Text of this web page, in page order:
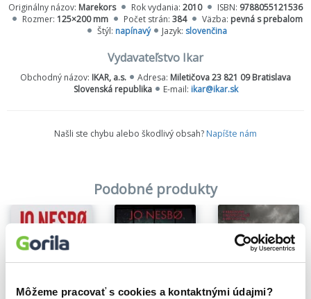
Môžeme pracovať s cookies a kontaktnými údajmi?
práve Tom Waaler. A teplota v Osle má v najbližších dňoch ďalej
stúpať...
Originálny názov: Marekors Rok vydania: 2010 ISBN: 9788055121536
Rozmer: 125×200 mm Počet strán: 384 Väzba: pevná s prebalom
Štýl: napínavý Jazyk: slovenčina
Vydavateľstvo Ikar
Obchodný názov: IKAR, a.s. Adresa: Miletičova 23 821 09 Bratislava
Slovenská republika
E-mail: ikar@ikar.sk
Našli ste chybu alebo škodlivý obsah? Napíšte nám
Podobné produkty